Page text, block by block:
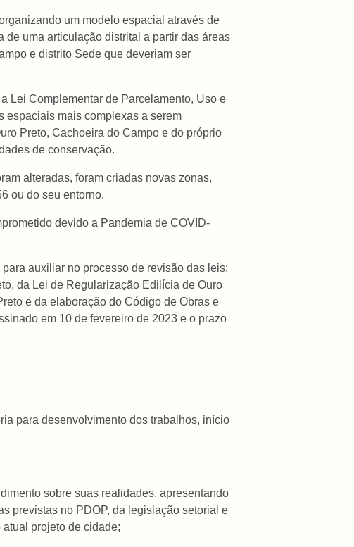
um modelo espacial através de
uma articulação distrital a partir das áreas
e distrito Sede que deveriam ser
Lei Complementar de Parcelamento, Uso e
espaciais mais complexas a serem
Preto, Cachoeira do Campo e do próprio
de conservação.
alteradas, foram criadas novas zonas,
ou do seu entorno.
devido a Pandemia de COVID-
auxiliar no processo de revisão das leis:
da Lei de Regularização Edilícia de Ouro
e da elaboração do Código de Obras e
em 10 de fevereiro de 2023 e o prazo
para desenvolvimento dos trabalhos, início
sobre suas realidades, apresentando
previstas no PDOP, da legislação setorial e
projeto de cidade;